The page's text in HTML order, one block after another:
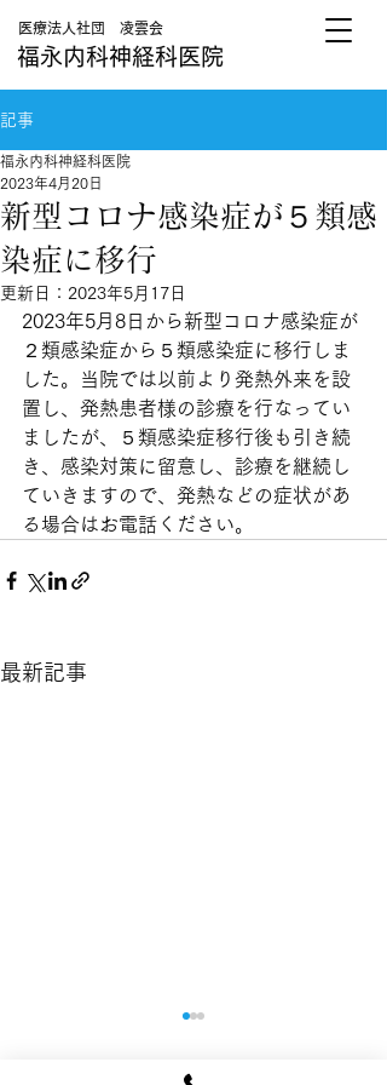
福永内科神経科医院
医療法人社団 凌雲会
記事
新型コロナ感染症が５類感
染症に移行
福永内科神経科医院
2023年4月20日
更新日： 2023年5月17日
2023年5月8日から新型コロナ感染症が
２類感染症から５類感染症に移行しま
した。当院では以前より発熱外来を設
置し、発熱患者様の診療を行なってい
ましたが、５類感染症移行後も引き続
き、感染対策に留意し、診療を継続し
ていきますので、発熱などの症状があ
る場合はお電話ください。
最新記事